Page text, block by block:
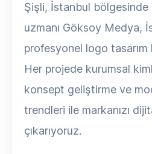
Şişli, İstanbul bölgesinde
uzmanı Göksoy Medya,
profesyonel logo
Her projede kurumsal
konsept geliştirme ve
trendleri ile markanızı
çıkarıyoruz.